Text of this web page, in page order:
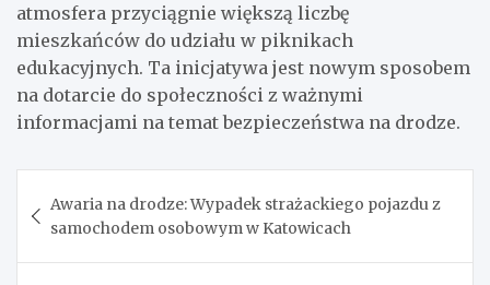
atmosfera przyciągnie większą liczbę
mieszkańców do udziału w piknikach
edukacyjnych. Ta inicjatywa jest nowym sposobem
na dotarcie do społeczności z ważnymi
informacjami na temat bezpieczeństwa na drodze.
wpisu
Awaria na drodze: Wypadek strażackiego pojazdu z
samochodem osobowym w Katowicach